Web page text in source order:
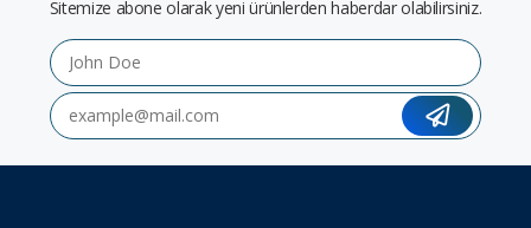
Sitemize abone olarak yeni ürünlerden haberdar olabilirsiniz.